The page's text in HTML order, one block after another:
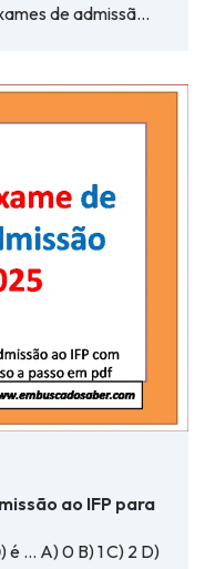
de admissã…
ao IFP para
é … A) 0 B) 1 C) 2 D)